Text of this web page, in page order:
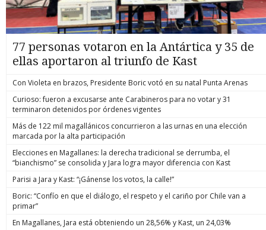
77 personas votaron en la Antártica y 35 de
ellas aportaron al triunfo de Kast
Con Violeta en brazos, Presidente Boric votó en su natal Punta Arenas
Curioso: fueron a excusarse ante Carabineros para no votar y 31
terminaron detenidos por órdenes vigentes
Más de 122 mil magallánicos concurrieron a las urnas en una elección
marcada por la alta participación
Elecciones en Magallanes: la derecha tradicional se derrumba, el
“bianchismo” se consolida y Jara logra mayor diferencia con Kast
Parisi a Jara y Kast: “¡Gánense los votos, la calle!”
Boric: “Confío en que el diálogo, el respeto y el cariño por Chile van a
primar”
En Magallanes, Jara está obteniendo un 28,56% y Kast, un 24,03%